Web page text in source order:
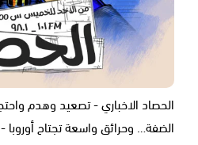
الحصاد الاخباري - تصعيد وهدم
الضفة… وحرائق واسعة تجتاح أوروبا - 28.07.2026